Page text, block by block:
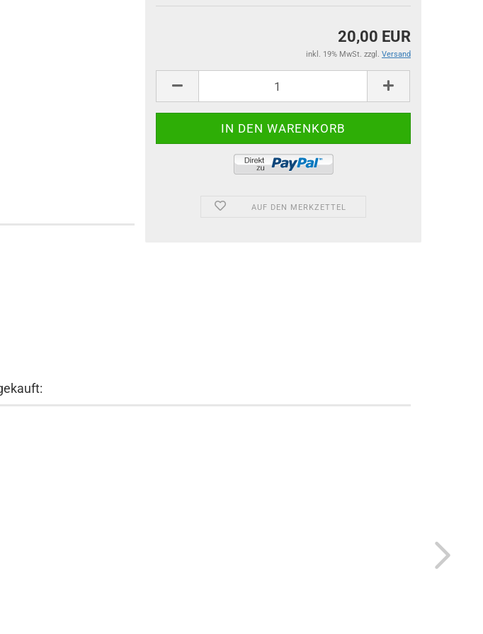
20,00 EUR
inkl. 19% MwSt. zzgl. Versand
AUF DEN MERKZETTEL